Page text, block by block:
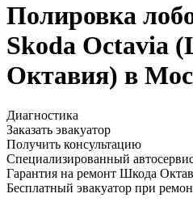
Полировка
Skoda Octavia
Октавия) в
Диагностика
Заказать эвакуатор
Получить консультацию
Специализированный
Гарантия на ремонт Шкода
Бесплатный эвакуатор при